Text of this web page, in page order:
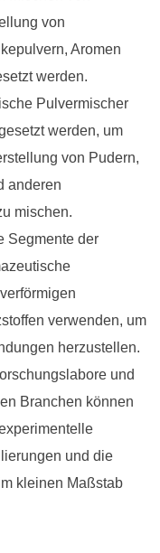
von
Aromen
werden.
Pulvermischer
werden, um
von Pudern,
anderen
mischen.
Segmente der
verwenden, um
herzustellen.
und
Branchen können
und die
kleinen Maßstab